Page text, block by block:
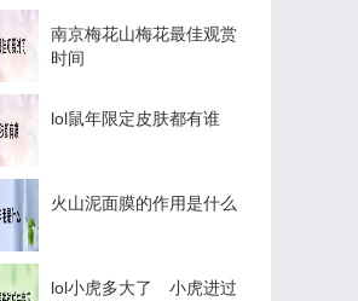
南京梅花山梅花最佳观赏
时间
lol鼠年限定皮肤都有谁
火山泥面膜的作用是什么
lol小虎多大了 小虎进过